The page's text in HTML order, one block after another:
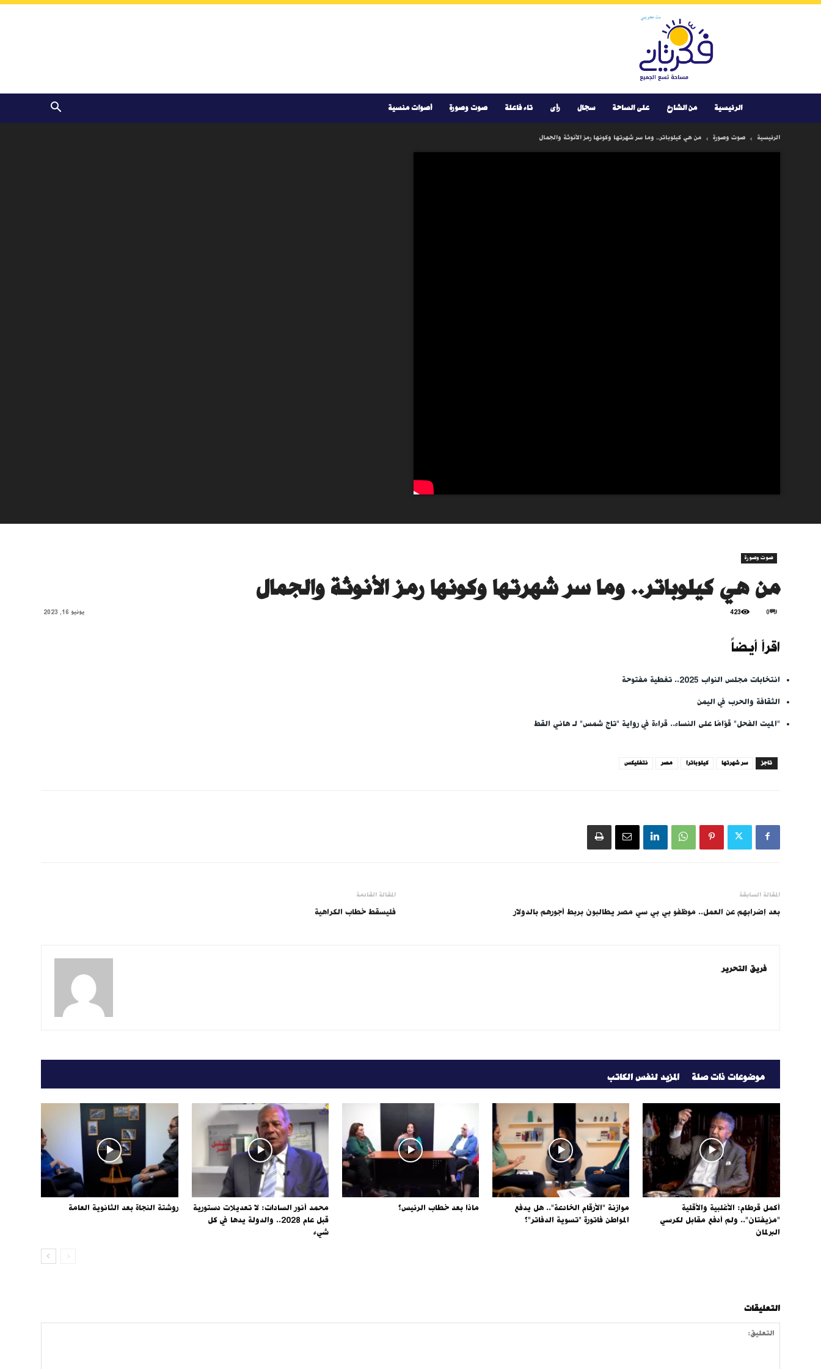
الرئيسية من الشارع على الساحة سجال رأى تاء فاعلة صوت وصورة أصوات منسية
الرئيسية صوت وصورة من هي كيلوباتر.. وما سر شهرتها وكونها رمز الأنوثة والجمال
صوت وصورة
من هي كيلوباتر.. وما سر شهرتها وكونها رمز الأنوثة والجمال
يونيو 16, 2023 0
423
اقرأ أيضاً
انتخابات مجلس النواب 2025.. تغطية مفتوحة
الثقافة والحرب في اليمن
"الميت الفحل" قوّامًا على النساء.. قراءة في رواية "تاج شمس" لـ هاني القط
تاجز سر شهرتها كيلوباترا مصر نتفليكس
المقالة السابقة
بعد إضرابهم عن العمل.. موظفو بي بي سي مصر يطالبون بربط أجورهم بالدولار
المقالة القادمة
فليسقط خطاب الكراهية
فريق التحرير
موضوعات ذات صلة المزيد لنفس الكاتب
روشتة النجاة بعد الثانوية العامة
محمد أنور السادات: لا تعديلات دستورية
قبل عام 2028.. والدولة يدها في كل
شيء
ماذا بعد خطاب الرئيس؟
موازنة "الأرقام الخادعة".. هل يدفع
المواطن فاتورة "تسوية الدفاتر"؟
أكمل قرطام: الأغلبية والأقلية
"مزيفتان".. ولم أدفع مقابل لكرسي
البرلمان
التعليقات